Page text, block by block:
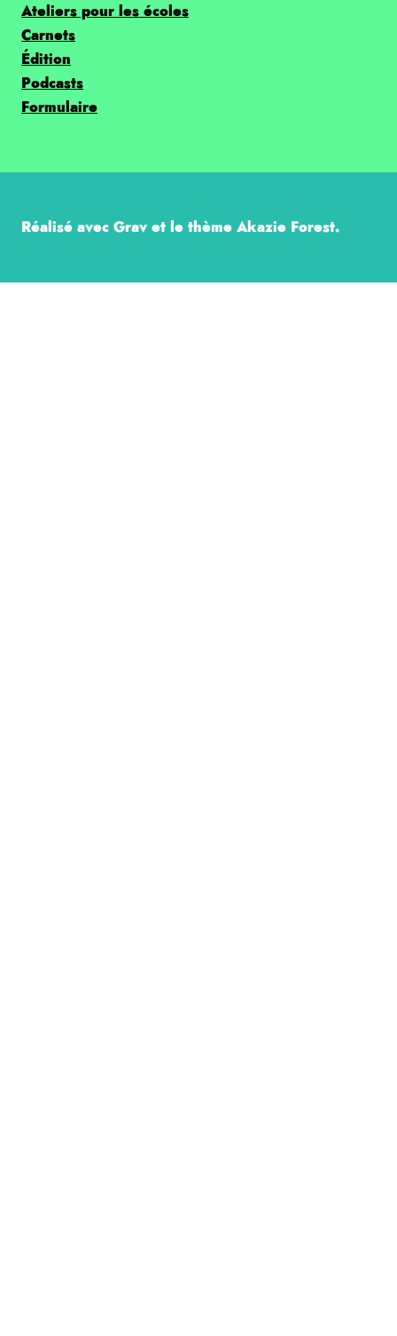
Ateliers pour les écoles
Carnets
Édition
Podcasts
Formulaire
Réalisé avec Grav et le thème Akazie Forest.